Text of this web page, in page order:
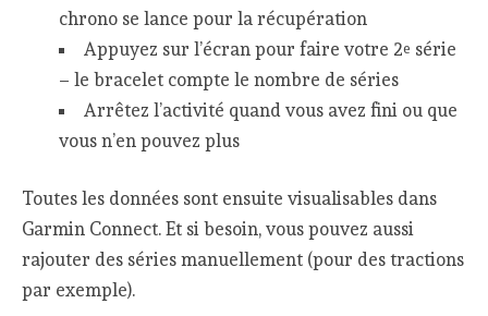
chrono se lance pour la récupération
Appuyez sur l’écran pour faire votre 2e série
– le bracelet compte le nombre de séries
Arrêtez l’activité quand vous avez fini ou que
vous n’en pouvez plus
Toutes les données sont ensuite visualisables dans
Garmin Connect. Et si besoin, vous pouvez aussi
rajouter des séries manuellement (pour des tractions
par exemple).